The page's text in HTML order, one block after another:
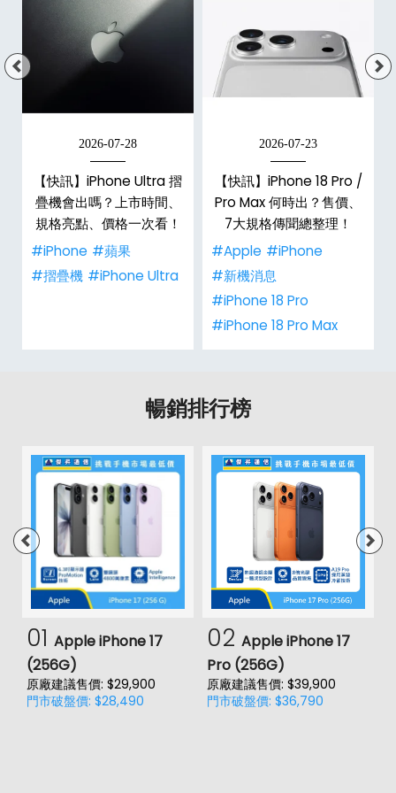
2026-07-28
【快訊】iPhone Ultra 摺
疊機會出嗎？上市時間、
規格亮點、價格一次看！
#iPhone #蘋果
#摺疊機 #iPhone Ultra
2026-07-23
【快訊】iPhone 18 Pro /
Pro Max 何時出？售價、
7大規格傳聞總整理！
#Apple #iPhone
#新機消息
#iPhone 18 Pro
#iPhone 18 Pro Max
暢銷排行榜
01 Apple iPhone 17
(256G)
原廠建議售價: $29,900
門市破盤價: $28,490
02 Apple iPhone 17
Pro (256G)
原廠建議售價: $39,900
門市破盤價: $36,790